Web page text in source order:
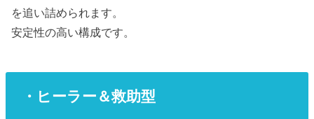
を追い詰められます。
安定性の高い構成です。
・ヒーラー＆救助型